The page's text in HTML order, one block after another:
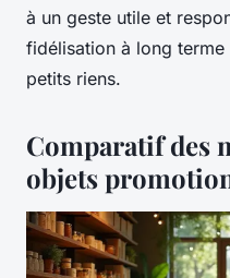
à un geste utile et
fidélisation à long
petits riens.
Comparatif des
objets